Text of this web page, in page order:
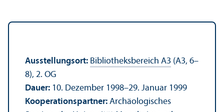
Ausstellungs­ort: Bibliotheks­bereich A3 (A3, 6–
8), 2. OG
Dauer: 10. Dezember 1998–29. Januar 1999
Kooperations­partner: Archäologisches